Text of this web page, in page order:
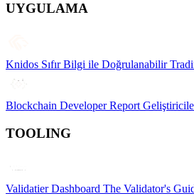
UYGULAMA
Knidos Sıfır Bilgi ile Doğrulanabilir
Blockchain Developer Report
TOOLING
Validatier Dashboard The Validator's